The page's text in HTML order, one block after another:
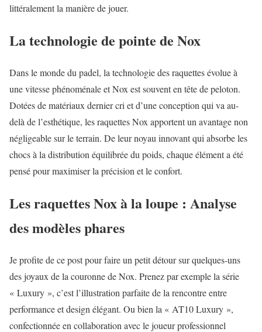
littéralement la manière de jouer.
La technologie de pointe de Nox
Dans le monde du padel, la technologie des raquettes évolue à
une vitesse phénoménale et Nox est souvent en tête de peloton.
Dotées de matériaux dernier cri et d’une conception qui va au-
delà de l’esthétique, les raquettes Nox apportent un avantage non
négligeable sur le terrain. De leur noyau innovant qui absorbe les
chocs à la distribution équilibrée du poids, chaque élément a été
pensé pour maximiser la précision et le confort.
Les raquettes Nox à la loupe : Analyse
des modèles phares
Je profite de ce post pour faire un petit détour sur quelques-uns
des joyaux de la couronne de Nox. Prenez par exemple la série
« Luxury », c’est l’illustration parfaite de la rencontre entre
performance et design élégant. Ou bien la « AT10 Luxury »,
confectionnée en collaboration avec le joueur professionnel